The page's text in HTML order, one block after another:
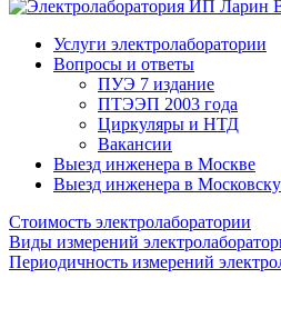
Услуги электролаборатории
Вопросы и ответы
ПУЭ 7 издание
ПТЭЭП 2003 года
Циркуляры и НТД
Вакансии
Выезд инженера в Москве
Выезд инженера в
Стоимость электролаборатории
Виды измерений
Периодичность измерений